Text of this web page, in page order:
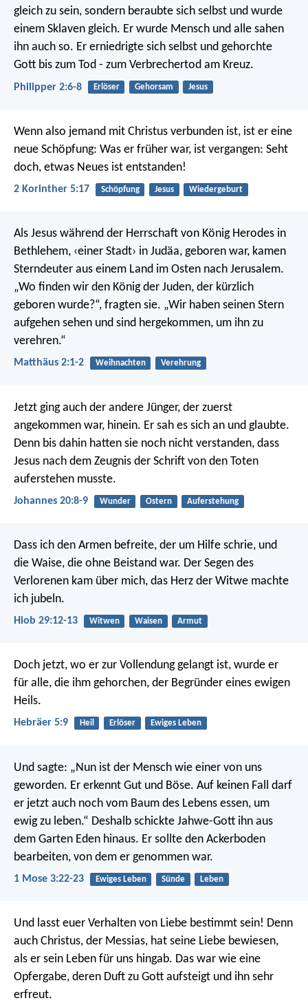
gleich zu sein, sondern beraubte sich selbst und wurde
einem Sklaven gleich. Er wurde Mensch und alle sahen
ihn auch so. Er erniedrigte sich selbst und gehorchte
Gott bis zum Tod - zum Verbrechertod am Kreuz.
Philipper 2:6-8 Erlöser Gehorsam Jesus
Wenn also jemand mit Christus verbunden ist, ist er eine
neue Schöpfung: Was er früher war, ist vergangen: Seht
doch, etwas Neues ist entstanden!
2 Korinther 5:17 Schöpfung Jesus Wiedergeburt
Als Jesus während der Herrschaft von König Herodes in
Bethlehem, ‹einer Stadt› in Judäa, geboren war, kamen
Sterndeuter aus einem Land im Osten nach Jerusalem.
„Wo finden wir den König der Juden, der kürzlich
geboren wurde?“, fragten sie. „Wir haben seinen Stern
aufgehen sehen und sind hergekommen, um ihn zu
verehren.“
Matthäus 2:1-2 Weihnachten Verehrung
Jetzt ging auch der andere Jünger, der zuerst
angekommen war, hinein. Er sah es sich an und glaubte.
Denn bis dahin hatten sie noch nicht verstanden, dass
Jesus nach dem Zeugnis der Schrift von den Toten
auferstehen musste.
Johannes 20:8-9 Wunder Ostern Auferstehung
Dass ich den Armen befreite, der um Hilfe schrie, und
die Waise, die ohne Beistand war. Der Segen des
Verlorenen kam über mich, das Herz der Witwe machte
ich jubeln.
Hiob 29:12-13 Witwen Waisen Armut
Doch jetzt, wo er zur Vollendung gelangt ist, wurde er
für alle, die ihm gehorchen, der Begründer eines ewigen
Heils.
Hebräer 5:9 Heil Erlöser Ewiges Leben
Und sagte: „Nun ist der Mensch wie einer von uns
geworden. Er erkennt Gut und Böse. Auf keinen Fall darf
er jetzt auch noch vom Baum des Lebens essen, um
ewig zu leben.“ Deshalb schickte Jahwe-Gott ihn aus
dem Garten Eden hinaus. Er sollte den Ackerboden
bearbeiten, von dem er genommen war.
1 Mose 3:22-23 Ewiges Leben Sünde Leben
Und lasst euer Verhalten von Liebe bestimmt sein! Denn
auch Christus, der Messias, hat seine Liebe bewiesen,
als er sein Leben für uns hingab. Das war wie eine
Opfergabe, deren Duft zu Gott aufsteigt und ihn sehr
erfreut.